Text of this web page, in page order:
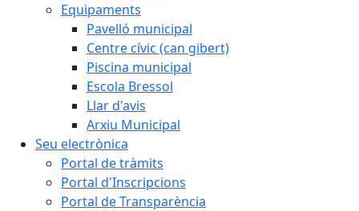
Equipaments
Pavelló municipal
Centre cívic (can gibert)
Piscina municipal
Escola Bressol
Llar d'avis
Arxiu Municipal
Seu electrònica
Portal de tràmits
Portal d'Inscripcions
Portal de Transparència